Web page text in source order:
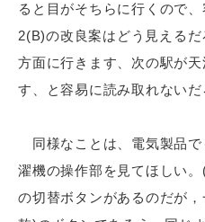
ると目がそちらに行くので
2(B)の改良案はどう見える
方面に行きます、次の駅が
す、と容易に読み取れないだ
同様なことは、電気製品
濯機の操作部を見てほしい
の切替ボタンがあるのだが